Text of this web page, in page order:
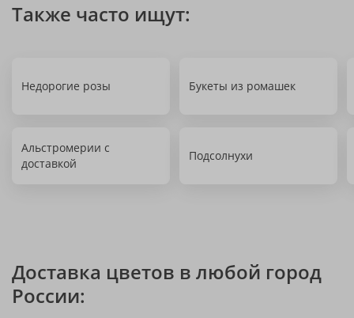
Также часто ищут:
Недорогие розы Букеты из ромашек
Альстромерии с
доставкой
Подсолнухи
Доставка цветов в любой город
России: